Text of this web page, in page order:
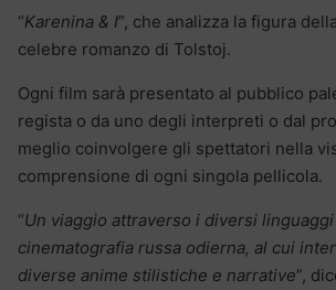
“Karenina & I”, che analizza la figura
celebre romanzo di Tolstoj.
Ogni film sarà presentato al pubblico
regista o da uno degli interpreti o dal
meglio coinvolgere gli spettatori nella
comprensione di ogni singola pellicola.
“Un viaggio attraverso i diversi
cinematografia russa odierna, al cui
diverse anime stilistiche e narrative”,